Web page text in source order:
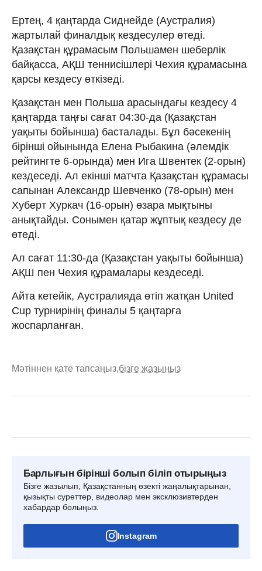
Ертең, 4 қаңтарда Сиднейде (Аустралия)
жартылай финалдық кездесулер өтеді.
Қазақстан құрамасым Польшамен шеберлік
байқасса, АҚШ теннисішлері Чехия құрамасына
қарсы кездесу өткізеді.
Қазақстан мен Польша арасындағы кездесу 4
қаңтарда таңғы сағат 04:30-да (Қазақстан
уақыты бойынша) басталады. Бұл бәсекенің
бірінші ойынында Елена Рыбакина (әлемдік
рейтингте 6-орында) мен Ига Швентек (2-орын)
кездеседі. Ал екінші матчта Қазақстан құрамасы
сапынан Александр Шевченко (78-орын) мен
Хуберт Хуркач (16-орын) өзара мықтыны
анықтайды. Сонымен қатар жұптық кездесу де
өтеді.
Ал сағат 11:30-да (Қазақстан уақыты бойынша)
АҚШ пен Чехия құрамалары кездеседі.
Айта кетейік, Аустралияда өтіп жатқан United
Cup турнирінің финалы 5 қаңтарға
жоспарланған.
Мәтіннен қате тапсаңыз,бізге жазыңыз
Барлығын бірінші болып біліп отырыңыз
Бізге жазылып, Қазақстанның өзекті жаңалықтарынан,
қызықты суреттер, видеолар мен эксклюзивтерден
хабардар болыңыз.
Instagram